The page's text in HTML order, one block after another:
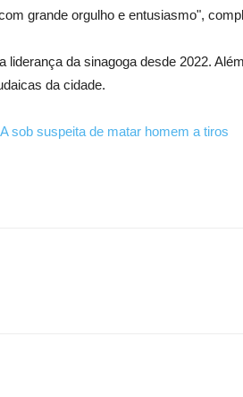
grande orgulho e entusiasmo",
da sinagoga desde 2022.
da cidade.
sob suspeita de matar homem a tiros